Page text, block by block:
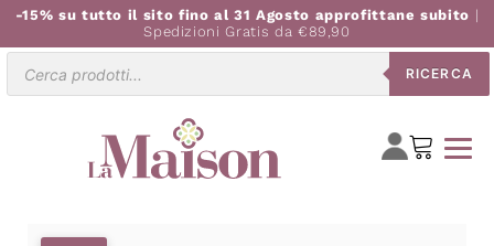
-15% su tutto il sito fino al 31 Agosto approfittane subito |
Spedizioni Gratis da €89,90
RICERCA